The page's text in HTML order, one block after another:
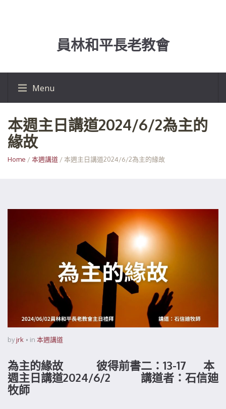
員林和平長老教會
Menu
本週主日講道2024/6/2為主的
緣故
Home /本週講道 / 本週主日講道2024/6/2為主的緣故
byjrk in 本週講道
為主的緣故 彼得前書二：13-17 本
週主日講道2024/6/2 講道者：石信廸
牧師